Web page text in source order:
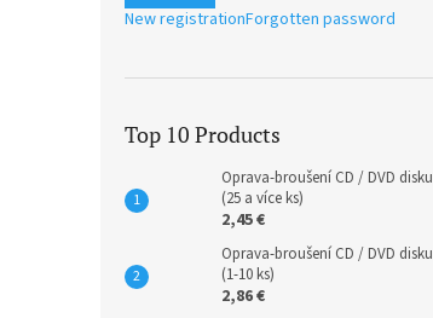
New registrationForgotten password
Top 10 Products
Oprava-broušení CD / DVD disku
(25 a více ks)
2,45 €
Oprava-broušení CD / DVD disku
(1-10 ks)
2,86 €